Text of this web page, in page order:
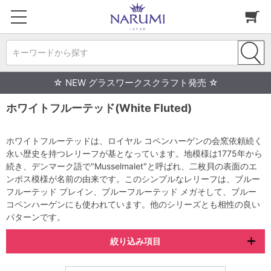
キーワードから探す
☆ NEW グラスワークスクラフト発売 ☆
ホワイトフルーテッド(White Fluted)
ホワイトフルーテッドは、ロイヤル コペンハーゲンの会窯依頼続く
永い歴史を持つレリーフが基となっています。地模様は1775年から
続き、デンマーク語で"Musselmalet"と呼ばれ、二枚貝の表面のエ
ンボス模様が名前の由来です。このシンプルなレリーフは、ブルー
フルーテッド プレイン、ブルーフルーテッド メガそして、ブルー
コペンハーゲンにも使われています。他のシリーズとも相性の良い
パターンです。
絞り込み項目